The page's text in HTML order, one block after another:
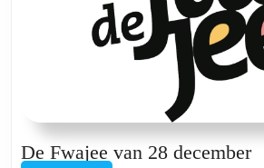
De Fwajee van 28 decemberDe